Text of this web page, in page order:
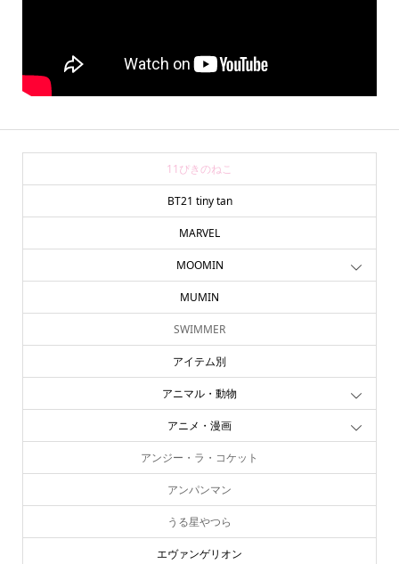
11ぴきのねこ
BT21 tiny tan
MARVEL
MOOMIN
MUMIN
SWIMMER
アイテム別
アニマル・動物
アニメ・漫画
アンジー・ラ・コケット
アンパンマン
うる星やつら
エヴァンゲリオン